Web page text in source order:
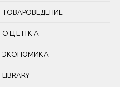
ТОВАРОВЕДЕНИЕ
О Ц Е Н К А
ЭКОНОМИКА
LIBRARY